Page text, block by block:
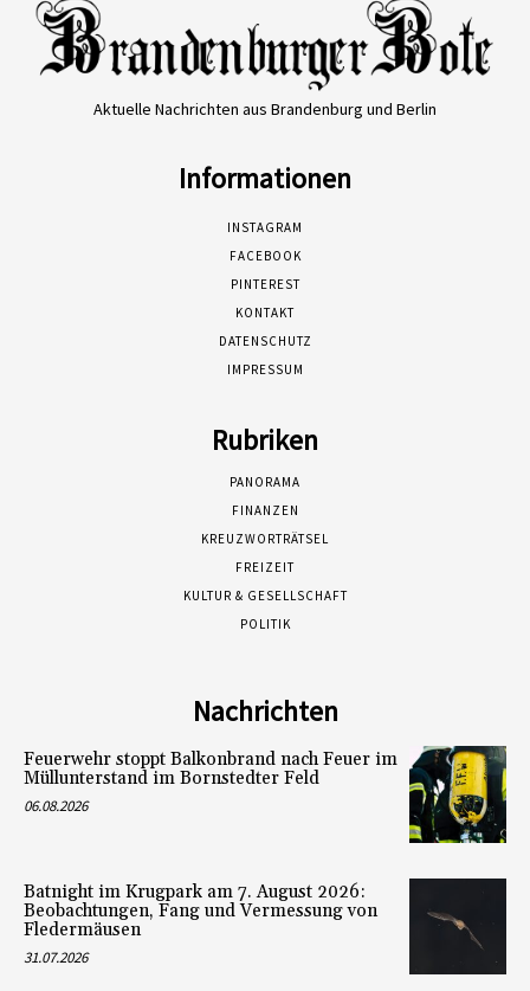
Aktuelle Nachrichten aus Brandenburg und Berlin
Informationen
INSTAGRAM
FACEBOOK
PINTEREST
KONTAKT
DATENSCHUTZ
IMPRESSUM
Rubriken
PANORAMA
FINANZEN
KREUZWORTRÄTSEL
FREIZEIT
KULTUR & GESELLSCHAFT
POLITIK
Nachrichten
Feuerwehr stoppt Balkonbrand nach Feuer im
Müllunterstand im Bornstedter Feld
06.08.2026
Batnight im Krugpark am 7. August 2026:
Beobachtungen, Fang und Vermessung von
Fledermäusen
31.07.2026